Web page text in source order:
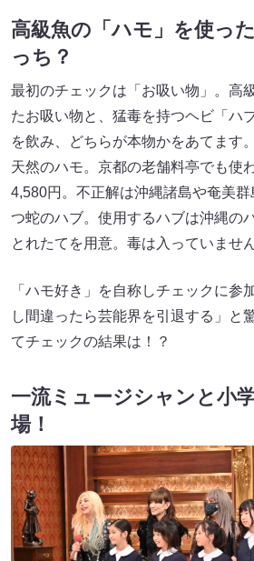
高級魚の「ハモ」を使っ
っち？
最初のチェックは「お吸い物」。高
たお吸い物と、猛毒を持つヘビ「ハ
を飲み、どちらが本物かをあてます
天然のハモ。京都の老舗料亭でも使
4,580円。不正解は沖縄諸島や奄美
つ蛇のハブ。使用するハブは沖縄の
とれたてを用意。毒は入っていません
「ハモ好き」を自称しチェックに参
し間違ったら芸能界を引退する」と
てチェックの結果は！？
一流ミュージシャンと小
場！